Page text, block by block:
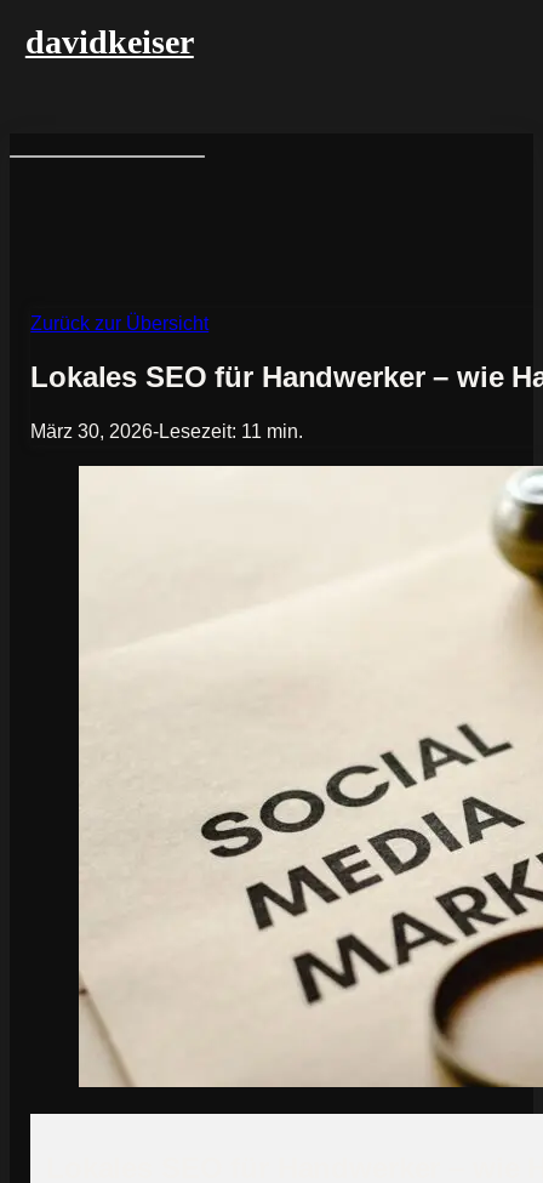
davidkeiser
Zurück zur Übersicht
Lokales SEO für Handwerker – wie
März 30, 2026-Lesezeit: 11 min.